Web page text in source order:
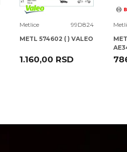
Metlice
99D824
METL 574602 ( ) VALEO
1.160,00 RSD